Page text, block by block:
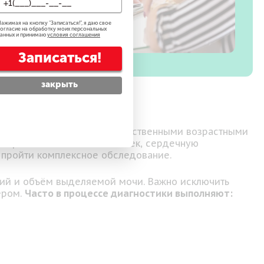
быть вызвано как естественными возрастными
хронические болезни почек, сердечную
комплексное обследование.
и объём выделяемой мочи. Важно исключить
Часто в процессе диагностики выполняют:
на кнопку "Записаться!", я даю свое
на обработку моих персональных
и принимаю условия соглашения
Записаться!
закрыть